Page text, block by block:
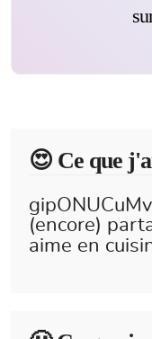
😍️ Ce que
(encore)
aime en